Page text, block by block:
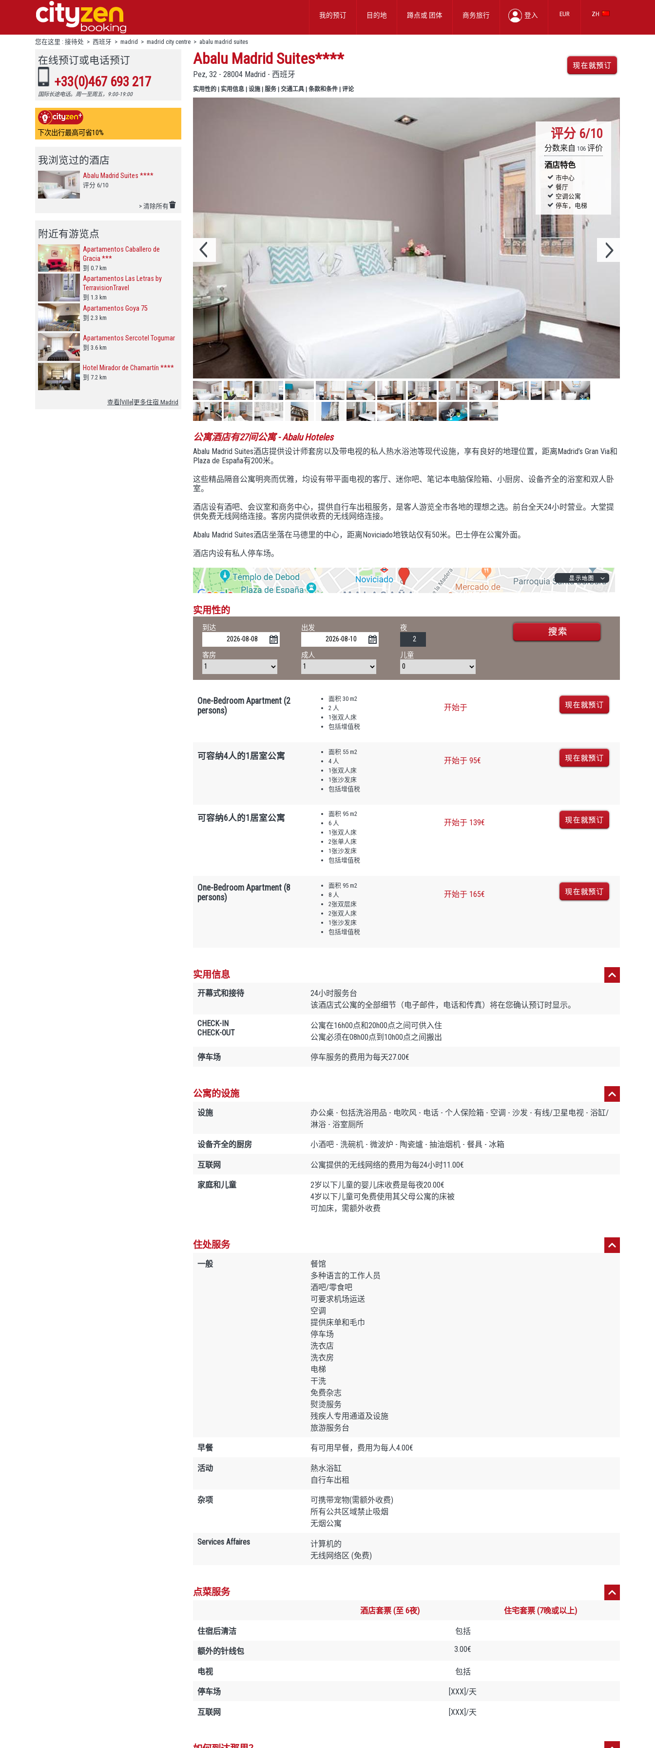
ZH
EUR
登入
商务旅行
蹲点或 团体
目的地
我的预订
您在这里 : 接待处 > 西班牙 > madrid > madrid city centre > abalu madrid suites
在线预订或电话预订
+33(0)467 693 217
国际长途电话。周一至周五，9:00-19:00
下次出行最高可省10%
我浏览过的酒店
Abalu Madrid Suites ****
评分 6/10
> 清除所有
附近有游览点
Apartamentos Caballero de
Gracia ***
到 0.7 km
Apartamentos Las Letras by
TerravisionTravel
到 1.3 km
Apartamentos Goya 75
到 2.3 km
Apartamentos Sercotel Togumar
到 3.6 km
Hotel Mirador de Chamartín ****
到 7.2 km
查看[Ville]更多住宿 Madrid
Abalu Madrid Suites****
Pez, 32 - 28004 Madrid - 西班牙
实用性的 实用信息 设施 服务 交通工具 条款和条件 评论
评分 6/10
分数来自 106 评价
酒店特色
市中心
餐厅
空调公寓
停车，电梯
公寓酒店有27间公寓- Abalu Hoteles
Abalu Madrid Suites酒店提供设计师套房以及带电视的私人热水浴池等现代设施，享有良好的地理位置，距离Madrid’s Gran Via和
Plaza de España有200米。
这些精品隔音公寓明亮而优雅，均设有带平面电视的客厅、迷你吧、笔记本电脑保险箱、小厨房、设备齐全的浴室和双人卧
室。
酒店设有酒吧、会议室和商务中心，提供自行车出租服务，是客人游览全市各地的理想之选。前台全天24小时营业。大堂提
供免费无线网络连接。客房内提供收费的无线网络连接。
Abalu Madrid Suites酒店坐落在马德里的中心，距离Noviciado地铁站仅有50米。巴士停在公寓外面。
酒店内设有私人停车场。
实用性的
到达 出发 夜
客房 成人 儿童
One-Bedroom Apartment (2
persons)
面积 30 m2
2 人
1张双人床
包括增值税
开始于
可容纳4人的1居室公寓
面积 55 m2
4 人
1张双人床
1张沙发床
包括增值税
开始于 95€
可容纳6人的1居室公寓
面积 95 m2
6 人
1张双人床
2张单人床
1张沙发床
包括增值税
开始于 139€
One-Bedroom Apartment (8
persons)
面积 95 m2
8 人
2张双层床
2张双人床
1张沙发床
包括增值税
开始于 165€
实用信息
开幕式和接待
24小时服务台
该酒店式公寓的全部细节（电子邮件，电话和传真）将在您确认预订时显示。
CHECK-IN
CHECK-OUT
公寓在16h00点和20h00点之间可供入住
公寓必须在08h00点到10h00点之间搬出
停车场 停车服务的费用为每天27.00€
公寓的设施
设施
办公桌 - 包括洗浴用品 - 电吹风 - 电话 - 个人保险箱 - 空调 - 沙发 - 有线/卫星电视 - 浴缸/
淋浴 - 浴室厕所
设备齐全的厨房 小酒吧 - 洗碗机 - 微波炉 - 陶瓷爐 - 抽油烟机 - 餐具 - 冰箱
互联网 公寓提供的无线网络的费用为每24小时11.00€
家庭和儿童
2岁以下儿童的婴儿床收费是每夜20.00€
4岁以下儿童可免费使用其父母公寓的床被
可加床，需额外收费
住处服务
一般
餐馆
多种语言的工作人员
酒吧/零食吧
可要求机场运送
空调
提供床单和毛巾
停车场
洗衣店
洗衣房
电梯
干洗
免费杂志
熨烫服务
残疾人专用通道及设施
旅游服务台
早餐 有可用早餐，费用为每人4.00€
活动
熱水浴缸
自行车出租
杂项
可携带宠物(需额外收费)
所有公共区域禁止吸烟
无烟公寓
Services Affaires
计算机的
无线网络区 (免费)
点菜服务
住宅套票 (7晚或以上)
酒店套票 (至 6夜)
住宿后清洁 包括
额外的针线包 3.00€
电视 包括
停车场 [XXX]/天
互联网 [XXX]/天